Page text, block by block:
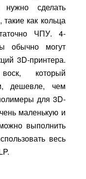
сделать
как кольца
ЧПУ. 4-
обычно могут
3D-принтера.
который
дешевле, чем
для 3D-
маленькую и
выполнить
весь